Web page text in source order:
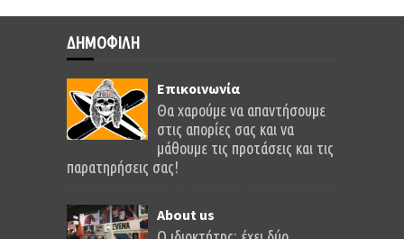
ΔΗΜΟΦΙΛΗ
Επικοινωνία
Θα χαρούμε να απαντήσουμε
στις απορίες σας και να
μάθουμε τις προτάσεις και τις
παρατηρήσεις σας!
About us